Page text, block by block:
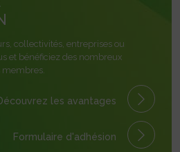
collectivités, entreprises ou
et bénéficiez des nombreux
membres.
les avantages
Formulaire d'adhésion